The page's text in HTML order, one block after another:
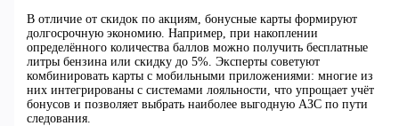
В отличие от скидок по акциям, бонусные карты формируют
долгосрочную экономию. Например, при накоплении
определённого количества баллов можно получить бесплатные
литры бензина или скидку до 5%. Эксперты советуют
комбинировать карты с мобильными приложениями: многие из
них интегрированы с системами лояльности, что упрощает учёт
бонусов и позволяет выбрать наиболее выгодную АЗС по пути
следования.